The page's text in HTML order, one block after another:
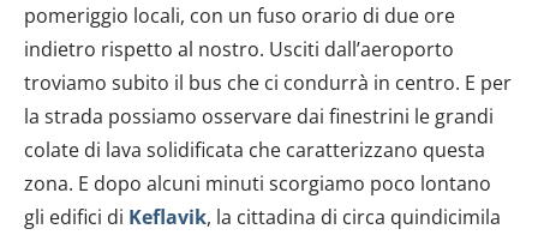
pomeriggio locali, con un fuso orario di due ore
indietro rispetto al nostro. Usciti dall’aeroporto
troviamo subito il bus che ci condurrà in centro. E per
la strada possiamo osservare dai finestrini le grandi
colate di lava solidificata che caratterizzano questa
zona. E dopo alcuni minuti scorgiamo poco lontano
gli edifici di Keflavik, la cittadina di circa quindicimila